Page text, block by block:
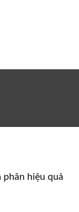
phân hiệu quả